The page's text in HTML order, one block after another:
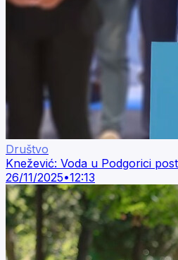
Društvo
Knežević: Voda u Podgorici
26/11/2025•12:13